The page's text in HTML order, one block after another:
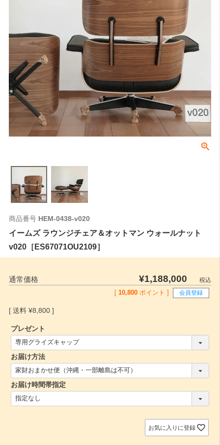
商品番号 HEM-0438-v020
イームズ ラウンジチェア＆オットマン ウォールナット
v020［ES67071OU2109］
通常価格 ¥1,188,000
税込
[ 10,800 ポイント ] 会員登録
¥8,800
プレゼント
(
須
)
お届け方法
必
須
)
お届け時間帯指定
お気に入りに登録